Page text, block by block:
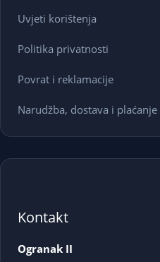
Uvjeti korištenja
Politika privatnosti
Povrat i reklamacije
Narudžba, dostava i plaćanje
Kontakt
Ogranak II